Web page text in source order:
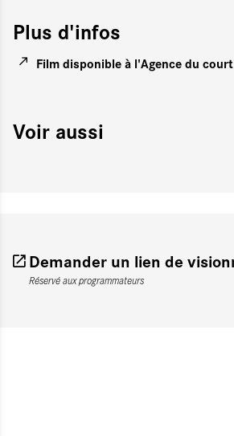
Plus d'infos
Film disponible à l'Agence du
Voir aussi
Demander un lien de
Réservé aux programmateurs